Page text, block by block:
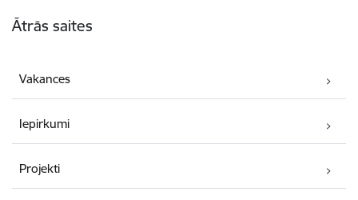
Ātrās saites
Vakances
Iepirkumi
Projekti